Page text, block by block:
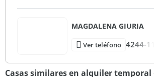
MAGDALENA GIURIA
Ver teléfono 4244-11
Casas similares en alquiler temporal